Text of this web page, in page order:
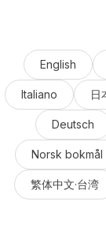
English
Italiano 日
Deutsch
Norsk bokmål
繁体中文·台湾